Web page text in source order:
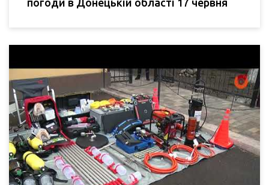
погоди в Донецькій області 17 червня